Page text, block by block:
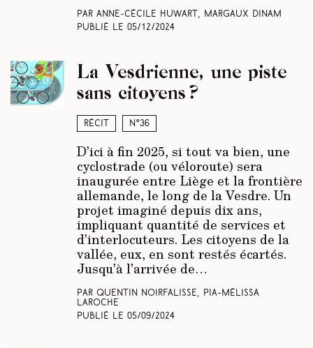
Par Anne-Cécile Huwart, Margaux Dinam
Publié le 05/12/2024
Récit N°36
La Vesdrienne, une piste
sans citoyens ?
D’ici à fin 2025, si tout va bien, une
cyclostrade (ou véloroute) sera
inaugurée entre Liège et la frontière
allemande, le long de la Vesdre. Un
projet imaginé depuis dix ans,
impliquant quantité de services et
d’interlocuteurs. Les citoyens de la
vallée, eux, en sont restés écartés.
Jusqu’à l’arrivée de…
Par Quentin Noirfalisse, Pia-Mélissa
Laroche
Publié le 05/09/2024